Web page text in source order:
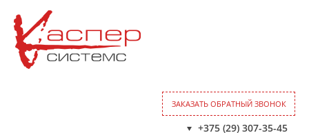
ЗАКАЗАТЬ ОБРАТНЫЙ ЗВОНОК
+375 (29) 307-35-45